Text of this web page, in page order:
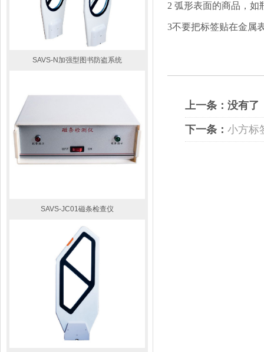
SAVS-N加强型图书防盗系统
SAVS-JC01磁条检查仪
2 弧形表面的商品，
3不要把标签贴在金属
上一条：没有了
下一条： 小方标